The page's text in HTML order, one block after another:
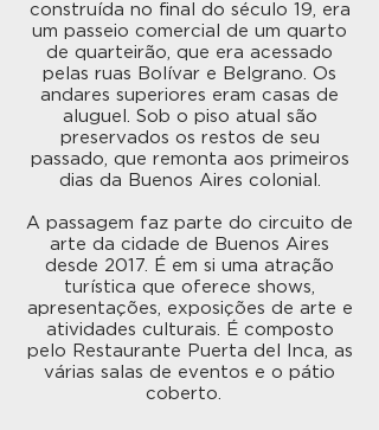
construída no final do século 19, era
um passeio comercial de um quarto
de quarteirão, que era acessado
pelas ruas Bolívar e Belgrano. Os
andares superiores eram casas de
aluguel. Sob o piso atual são
preservados os restos de seu
passado, que remonta aos primeiros
dias da Buenos Aires colonial.
A passagem faz parte do circuito de
arte da cidade de Buenos Aires
desde 2017. É em si uma atração
turística que oferece shows,
apresentações, exposições de arte e
atividades culturais. É composto
pelo Restaurante Puerta del Inca, as
várias salas de eventos e o pátio
coberto.